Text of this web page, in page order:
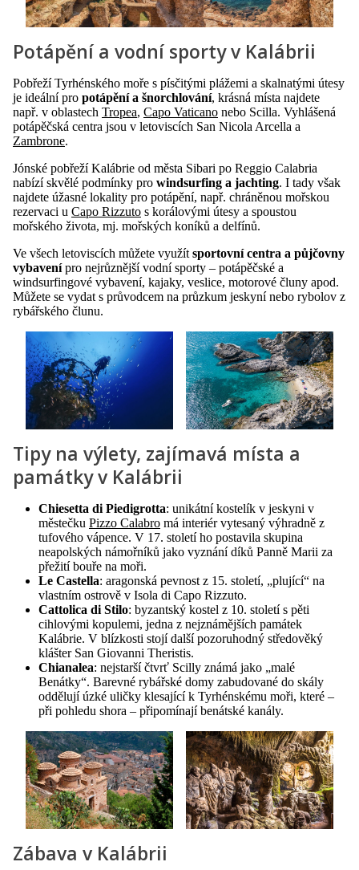
Potápění a vodní sporty v Kalábrii
Pobřeží Tyrhénského moře s písčitými plážemi a skalnatými útesy
je ideální pro potápění a šnorchlování, krásná místa najdete
např. v oblastech Tropea, Capo Vaticano nebo Scilla. Vyhlášená
potápěčská centra jsou v letoviscích San Nicola Arcella a
Zambrone.
Jónské pobřeží Kalábrie od města Sibari po Reggio Calabria
nabízí skvělé podmínky pro windsurfing a jachting. I tady však
najdete úžasné lokality pro potápění, např. chráněnou mořskou
rezervaci u Capo Rizzuto s korálovými útesy a spoustou
mořského života, mj. mořských koníků a delfínů.
Ve všech letoviscích můžete využít sportovní centra a půjčovny
vybavenípro nejrůznější vodní sporty – potápěčské a
windsurfingové vybavení, kajaky, veslice, motorové čluny apod.
Můžete se vydat s průvodcem na průzkum jeskyní nebo rybolov z
rybářského člunu.
Tipy na výlety, zajímavá místa a
památky v Kalábrii
Chiesetta di Piedigrotta: unikátní kostelík v jeskyni v
městečku Pizzo Calabro má interiér vytesaný výhradně z
tufového vápence. V 17. století ho postavila skupina
neapolských námořníků jako vyznání díků Panně Marii za
přežití bouře na moři.
Le Castella: aragonská pevnost z 15. století, „plující“ na
vlastním ostrově v Isola di Capo Rizzuto.
Cattolica di Stilo: byzantský kostel z 10. století s pěti
cihlovými kopulemi, jedna z nejznámějších památek
Kalábrie. V blízkosti stojí další pozoruhodný středověký
klášter San Giovanni Theristis.
Chianalea: nejstarší čtvrť Scilly známá jako „malé
Benátky“. Barevné rybářské domy zabudované do skály
oddělují úzké uličky klesající k Tyrhénskému moři, které –
při pohledu shora – připomínají benátské kanály.
Zábava v Kalábrii